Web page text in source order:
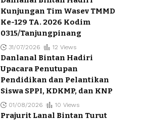
Kunjungan Tim Wasev TMMD
Ke-129 TA. 2026 Kodim
0315/Tanjungpinang
31/07/2026 12 Views
Danlanal Bintan Hadiri
Upacara Penutupan
Pendidikan dan Pelantikan
Siswa SPPI, KDKMP, dan KNP
01/08/2026 10 Views
Prajurit Lanal Bintan Turut